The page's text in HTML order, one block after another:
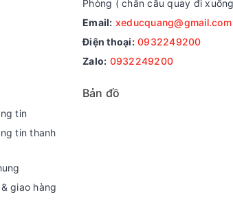
Phòng ( chân cầu quay đi
Email: xeducquang@gmail.com
Điện thoại: 0932249200
Zalo: 0932249200
tin
tin thanh
giao hàng
Bản đồ